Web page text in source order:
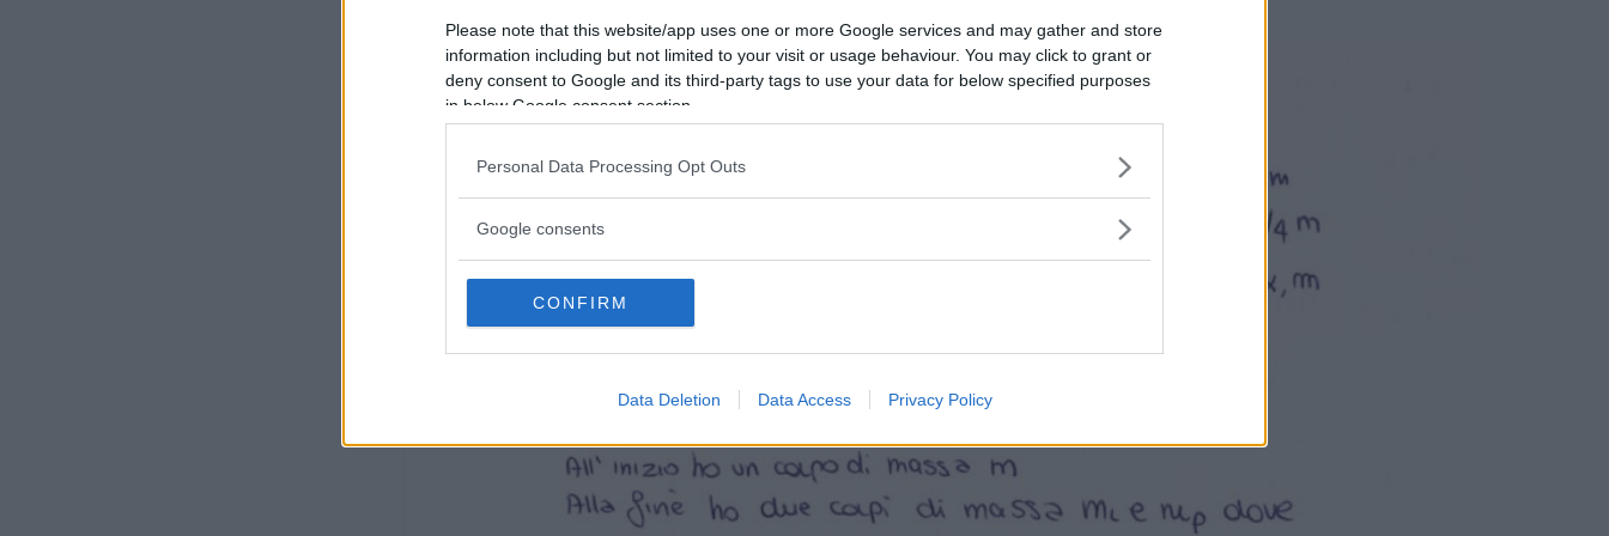
Please note that this website/app uses one or more Google services and may gather and store
information including but not limited to your visit or usage behaviour. You may click to grant or
deny consent to Google and its third-party tags to use your data for below specified purposes
in below Google consent section.
Personal Data Processing Opt Outs
Google consents
CONFIRM
Data Deletion Data Access Privacy Policy